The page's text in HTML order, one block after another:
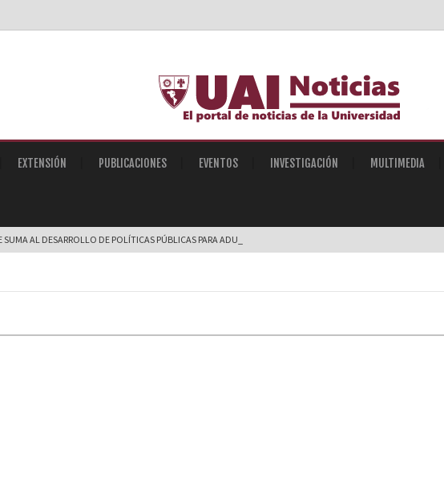
EXTENSIÓN PUBLICACIONES EVENTOS INVESTIGACIÓN MULTIMEDIA
SUMA AL DESARROLLO DE POLÍTICAS PÚBLICAS PARA ADULTOS MAYO |